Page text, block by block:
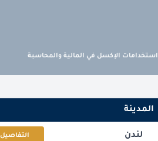
استخدامات الإكسل في المالية والمحاسبة
المدينة
لندن التفاصيل